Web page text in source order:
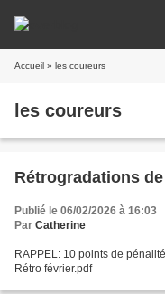
Accueil » les coureurs
les coureurs
Rétrogradations
Publié le 06/02/2026 à 16:03
Par Catherine
RAPPEL: 10 points de
Rétro février.pdf